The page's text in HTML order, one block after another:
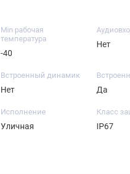
Min рабочая
температура
-40
Нет
Встроенный динамик
Нет Да
Исполнение
Уличная
Класс
IP67